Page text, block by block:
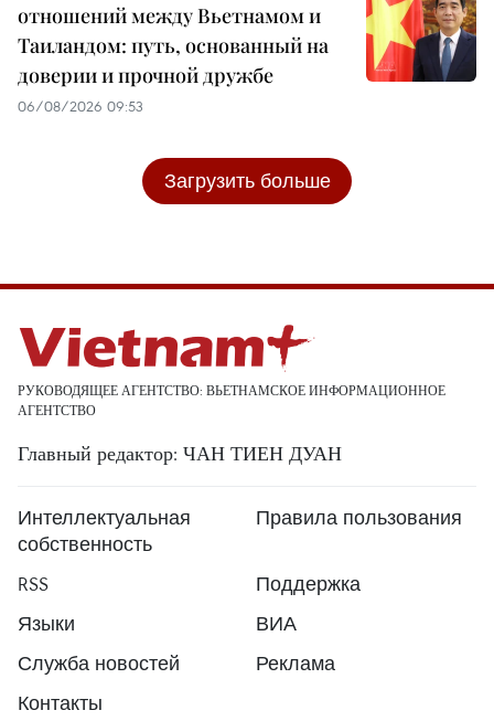
отношений между Вьетнамом и
Таиландом: путь, основанный на
доверии и прочной дружбе
06/08/2026 09:53
Загрузить больше
РУКОВОДЯЩЕЕ АГЕНТСТВО: ВЬЕТНАМСКОЕ ИНФОРМАЦИОННОЕ
АГЕНТСТВО
Главный редактор: ЧАН ТИЕН ДУАН
Интеллектуальная
собственность
Правила пользования
RSS
Поддержка
Языки
ВИА
Служба новостей
Реклама
Контакты